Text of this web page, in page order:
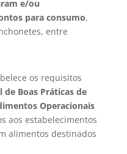
e/ou
para consumo,
entre
os requisitos
Boas Práticas de
Operacionais
aos estabelecimentos
alimentos destinados